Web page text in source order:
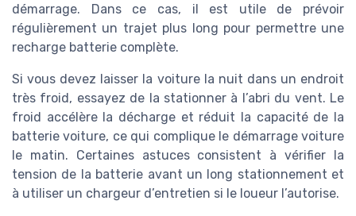
démarrage. Dans ce cas, il est utile de prévoir
régulièrement un trajet plus long pour permettre une
recharge batterie complète.
Si vous devez laisser la voiture la nuit dans un endroit
très froid, essayez de la stationner à l’abri du vent. Le
froid accélère la décharge et réduit la capacité de la
batterie voiture, ce qui complique le démarrage voiture
le matin. Certaines astuces consistent à vérifier la
tension de la batterie avant un long stationnement et
à utiliser un chargeur d’entretien si le loueur l’autorise.